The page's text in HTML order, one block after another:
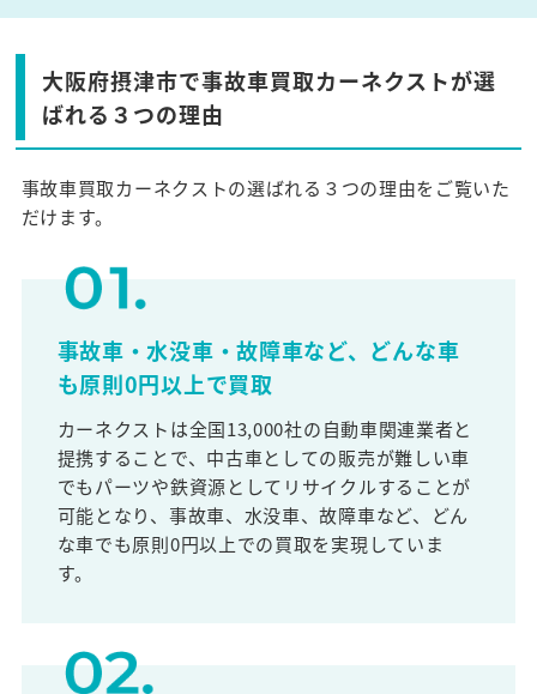
大阪府摂津市で事故車買取カーネクストが選
ばれる３つの理由
事故車買取カーネクストの選ばれる３つの理由をご覧いた
だけます。
事故車・水没車・故障車など、どんな車
も原則0円以上で買取
カーネクストは全国13,000社の自動車関連業者と
提携することで、中古車としての販売が難しい車
でもパーツや鉄資源としてリサイクルすることが
可能となり、事故車、水没車、故障車など、どん
な車でも原則0円以上での買取を実現していま
す。